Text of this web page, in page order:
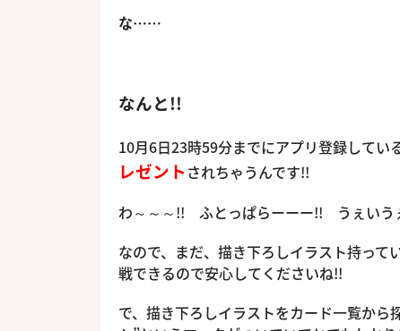
な……
なんと!!
10月6日23時59分までにアプリ登録してい
レゼント されちゃうんです!!
わ～～～!! ふとっぱらーーー!! うぇいう
なので、まだ、描き下ろしイラスト持っ
戦できるので安心してくださいね!!
で、描き下ろしイラストをカード一覧から